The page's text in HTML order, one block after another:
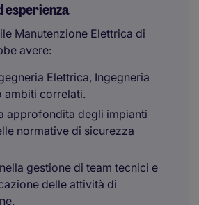
esperienza
Manutenzione Elettrica di
avere:
Elettrica, Ingegneria
ambiti correlati.
approfondita degli impianti
normative di sicurezza
gestione di team tecnici e
delle attività di